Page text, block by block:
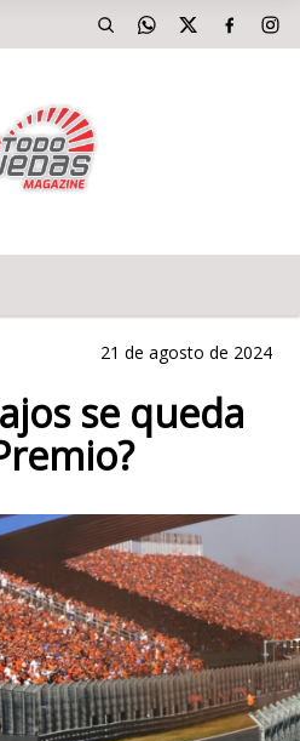
21 de agosto de 2024
se queda